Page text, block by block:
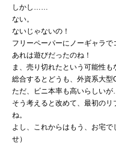
しかし……
ない。
ないじゃないの！
フリーペーパーにノーギャラで
あれは遊びだったのね！
ま、売り切れたという可能性
総合するとどうも、外資系大型
ただ、ビニ本率も高いらしい
そう考えると改めて、最初の
ね。
よし、これからはもう、お宅
せ）